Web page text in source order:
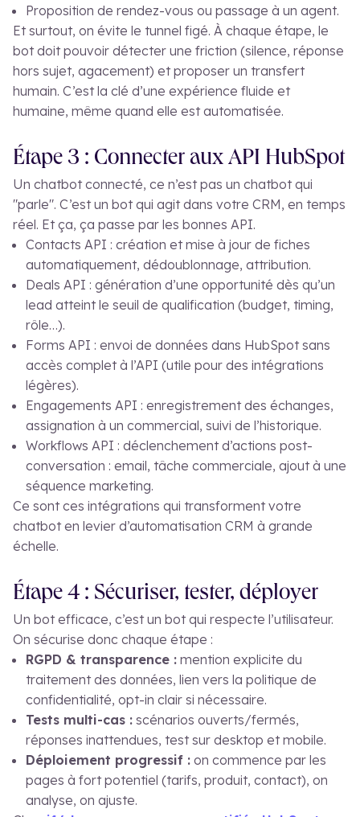
Proposition de rendez-vous ou passage à un agent.
Et surtout, on évite le tunnel figé. À chaque étape, le
bot doit pouvoir détecter une friction (silence, réponse
hors sujet, agacement) et proposer un transfert
humain. C’est la clé d’une expérience fluide et
humaine, même quand elle est automatisée.
Étape 3 : Connecter aux API HubSpot
Un chatbot connecté, ce n’est pas un chatbot qui
"parle". C’est un bot qui agit dans votre CRM, en temps
réel. Et ça, ça passe par les bonnes API.
Contacts API : création et mise à jour de fiches
automatiquement, dédoublonnage, attribution.
Deals API : génération d’une opportunité dès qu’un
lead atteint le seuil de qualification (budget, timing,
rôle…).
Forms API : envoi de données dans HubSpot sans
accès complet à l’API (utile pour des intégrations
légères).
Engagements API : enregistrement des échanges,
assignation à un commercial, suivi de l’historique.
Workflows API : déclenchement d’actions post-
conversation : email, tâche commerciale, ajout à une
séquence marketing.
Ce sont ces intégrations qui transforment votre
chatbot en levier d’automatisation CRM à grande
échelle.
Étape 4 : Sécuriser, tester, déployer
Un bot efficace, c’est un bot qui respecte l’utilisateur.
On sécurise donc chaque étape :
RGPD & transparence : mention explicite du
traitement des données, lien vers la politique de
confidentialité, opt-in clair si nécessaire.
Tests multi-cas : scénarios ouverts/fermés,
réponses inattendues, test sur desktop et mobile.
Déploiement progressif : on commence par les
pages à fort potentiel (tarifs, produit, contact), on
analyse, on ajuste.